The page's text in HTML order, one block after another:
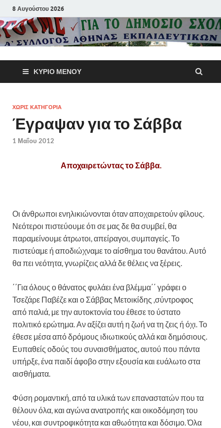
8 Αυγούστου 2026
Α΄
Αθηνών
Π.Ε.
ΚΎΡΙΟ ΜΕΝΟΎ
ΧΩΡΊΣ ΚΑΤΗΓΟΡΊΑ
Έγραψαν για το Σάββα
1 Μαΐου 2012
Αποχαιρετώντας το Σάββα.
Οι άνθρωποι ενηλικιώνονται όταν αποχαιρετούν φίλους.
Νεότεροι πιστεύουμε ότι σε μας δε θα συμβεί, θα
παραμείνουμε άτρωτοι, απείραγοι, συμπαγείς. Το
πιστεύαμε ή αποδιώχναμε το αίσθημα του θανάτου. Αυτό
θα πει νεότητα, γνωρίζεις αλλά δε θέλεις να ξέρεις.
΄΄Για όλους ο θάνατος φυλάει ένα βλέμμα΄΄ γράφει ο
Τσεζάρε Παβέζε και ο Σάββας Μετοικίδης ,σύντροφος
από παλιά, με την αυτοκτονία του έθεσε το ύστατο
πολιτικό ερώτημα. Αν αξίζει αυτή η ζωή να τη ζεις ή όχι. Το
έθεσε μέσα από δρόμους ιδιωτικούς αλλά και δημόσιους.
Ευπαθείς οδούς του συναισθήματος, αυτού που πάντα
υπήρξε, ένα παιδί άφοβο στην εξουσία και ευάλωτο στα
αισθήματα.
Φύση ρομαντική, από τα υλικά των επαναστατών που τα
θέλουν όλα, και αγώνα ανατροπής και οικοδόμηση του
νέου, και συντροφικότητα και αθωότητα και δόσιμο. Όλα